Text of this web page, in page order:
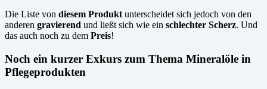
Die Liste von diesem Produkt unterscheidet sich jedoch von den
anderen gravierend und ließt sich wie ein schlechter Scherz. Und
das auch noch zu dem Preis!
Noch ein kurzer Exkurs zum Thema Mineralöle in
Pflegeprodukten